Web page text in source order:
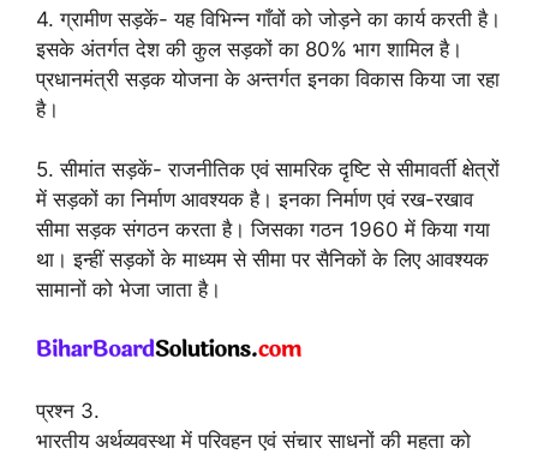
4. ग्रामीण सड़कें- यह विभिन्न गाँवों को जोड़ने का कार्य करती है।
इसके अंतर्गत देश की कुल सड़कों का 80% भाग शामिल है।
प्रधानमंत्री सड़क योजना के अन्तर्गत इनका विकास किया जा रहा
है।
5. सीमांत सड़कें- राजनीतिक एवं सामरिक दृष्टि से सीमावर्ती क्षेत्रों
में सड़कों का निर्माण आवश्यक है। इनका निर्माण एवं रख-रखाव
सीमा सड़क संगठन करता है। जिसका गठन 1960 में किया गया
था। इन्हीं सड़कों के माध्यम से सीमा पर सैनिकों के लिए आवश्यक
सामानों को भेजा जाता है।
प्रश्न 3.
भारतीय अर्थव्यवस्था में परिवहन एवं संचार साधनों की महता को